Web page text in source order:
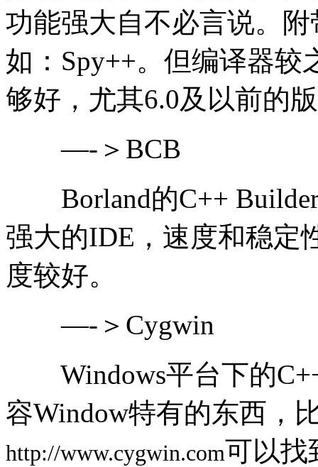
功能强大自不必言说。
如：Spy++。但编译器较
够好，尤其6.0及以前的
—-＞BCB
Borland的C++ Builder
强大的IDE，速度和稳定
度较好。
—-＞Cygwin
Windows平台下的
容Window特有的东西，
http://www.cygwin.com可以找